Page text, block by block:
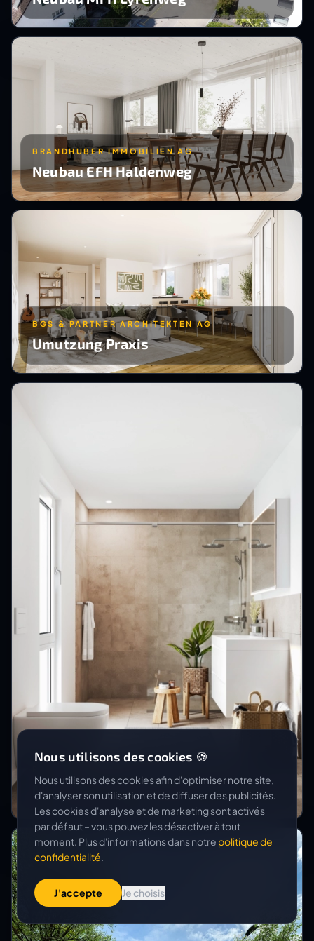
BRANDHUBER IMMOBILIEN AG
Neubau EFH Haldenweg
BGS & PARTNER ARCHITEKTEN AG
Umutzung Praxis
MFH Bungertenstrasse
Nous utilisons des cookies 🍪
Nous utilisons des cookies afin d'optimiser notre site,
d'analyser son utilisation et de diffuser des publicités.
Les cookies d'analyse et de marketing sont activés
par défaut – vous pouvez les désactiver à tout
moment. Plus d'informations dans notre politique de
confidentialité.
J'accepte Je choisis